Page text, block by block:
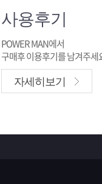
사용후기
POWER MAN에서
구매후 이용후기를 남겨주세
자세히보기